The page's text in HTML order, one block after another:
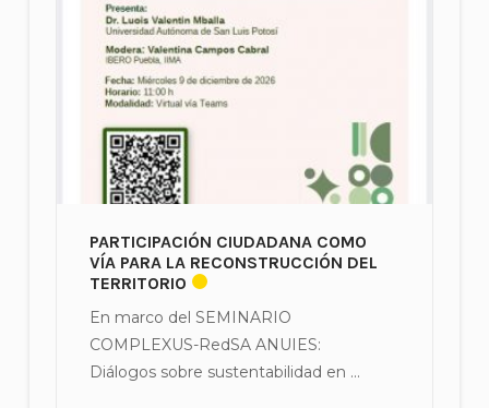
PARTICIPACIÓN CIUDADANA COMO
VÍA PARA LA RECONSTRUCCIÓN DEL
TERRITORIO
En marco del SEMINARIO
COMPLEXUS-RedSA ANUIES:
Diálogos sobre sustentabilidad en ...